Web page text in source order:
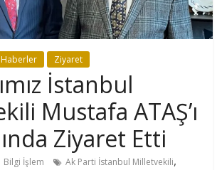
Haberler Ziyaret
İstanbul
Mustafa ATAŞ’ı
Ziyaret Etti
Bilgi İşlem Ak Parti İstanbul Milletvekili,